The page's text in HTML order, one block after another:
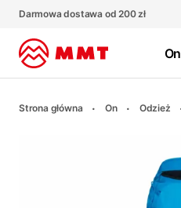
Darmowa dostawa od 200 zł
On
Strona główna On Odzież